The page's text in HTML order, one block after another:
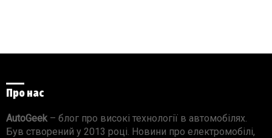
Про нас
AutoGeek– блог про високі технології в автомобілях.
Був створений у 2013 році. Новини про електромобілі,